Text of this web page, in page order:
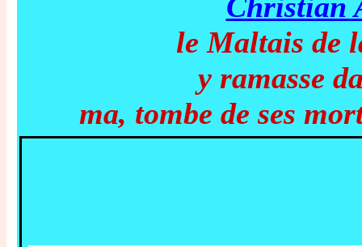
le Maltais de
y ramasse
ma, tombe de ses